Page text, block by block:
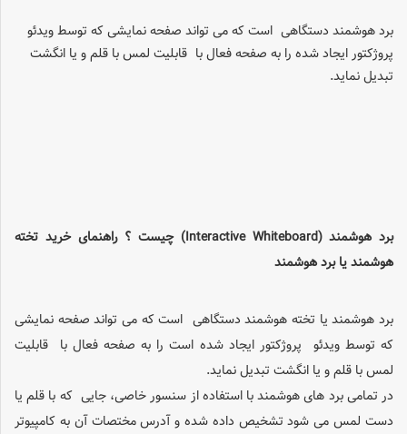
برد هوشمند دستگاهی است که می تواند صفحه نمایشی که توسط ویدئو
پروژکتور ایجاد شده را به صفحه فعال با قابلیت لمس با قلم و یا انگشت
تبدیل نماید.
برد هوشمند (Interactive Whiteboard) چیست ؟ راهنمای خرید تخته
هوشمند یا برد هوشمند
برد هوشمند یا تخته هوشمند دستگاهی است که می تواند صفحه نمایشی
که توسط ویدئو پروژکتور ایجاد شده است را به صفحه فعال با قابلیت
لمس با قلم و یا انگشت تبدیل نماید.
در تمامی برد های هوشمند با استفاده از سنسور خاصی، جایی که با قلم یا
دست لمس می شود تشخیص داده شده و آدرس مختصات آن به کامپیوتر